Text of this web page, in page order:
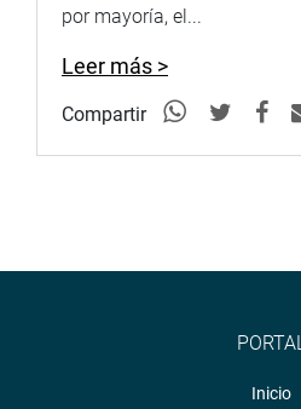
por mayoría, el...
Leer más >
Compartir
PORTAL
Inicio